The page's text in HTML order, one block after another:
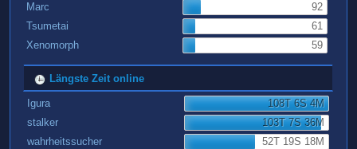
Marc
92
Tsumetai
61
Xenomorph
59
Längste Zeit online
Igura
108T 6S 4M
stalker
103T 7S 36M
wahrheitssucher
52T 19S 18M